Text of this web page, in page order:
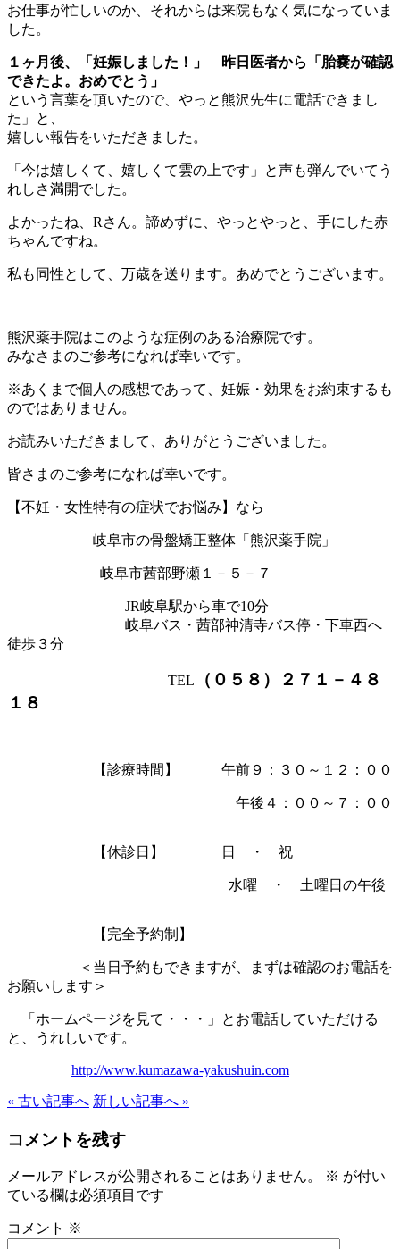
お仕事が忙しいのか、それからは来院もなく気になっていま
した。
１ヶ月後、「妊娠しました！」 昨日医者から「胎嚢が確認
できたよ。おめでとう」
という言葉を頂いたので、やっと熊沢先生に電話できまし
た」と、
嬉しい報告をいただきました。
「今は嬉しくて、嬉しくて雲の上です」と声も弾んでいてう
れしさ満開でした。
よかったね、Rさん。諦めずに、やっとやっと、手にした赤
ちゃんですね。
私も同性として、万歳を送ります。あめでとうございます。
熊沢薬手院はこのような症例のある治療院です。
みなさまのご参考になれば幸いです。
※あくまで個人の感想であって、妊娠・効果をお約束するも
のではありません。
お読みいただきまして、ありがとうございました。
皆さまのご参考になれば幸いです。
【不妊・女性特有の症状でお悩み】なら
岐阜市の骨盤矯正整体「熊沢薬手院」
岐阜市茜部野瀬１－５－７
JR岐阜駅から車で10分
岐阜バス・茜部神清寺バス停・下車西へ
徒歩３分
TEL
（０５８）２７１－４８
１８
【診療時間】 午前９：３０～１２：００
午後４：００～７：００
【休診日】 日 ・ 祝
水曜 ・ 土曜日の午後
【完全予約制】
＜当日予約もできますが、まずは確認のお電話を
お願いします＞
「ホームページを見て・・・」とお電話していただける
と、うれしいです。
http://www.kumazawa-yakushuin.com
« 古い記事へ 新しい記事へ »
コメントを残す
メールアドレスが公開されることはありません。 ※ が付い
ている欄は必須項目です
コメント ※